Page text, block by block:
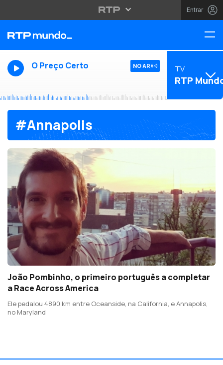
Entrar
O Preço Certo NO AR TV
RTP
#Annapolis
João Pombinho, o primeiro português a completar
a Race Across America
Ele pedalou 4890 km entre Oceanside, na California, e Annapolis,
no Maryland